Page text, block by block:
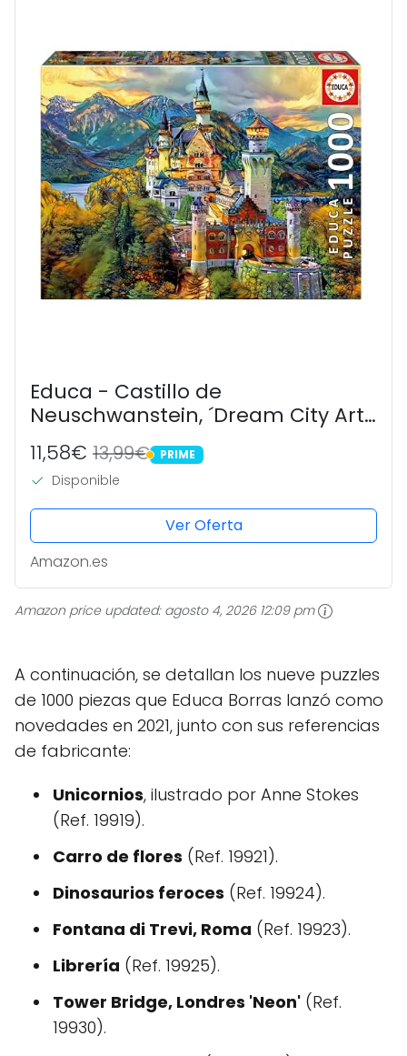
Educa - Castillo de
Neuschwanstein, ´Dream City Art´
| Puzzle de 1000 Piezas para
Adultos. Medidas: 68 x 48 cm.
Incluye Cola Fix Puzzle. A Partir de
14 años...
11,58€ 13,99€ PRIME
PRIME
Disponible
Ver Oferta
Amazon.es
Amazon price updated: agosto 4, 2026 12:09 pm
A continuación, se detallan los nueve puzzles
de 1000 piezas que Educa Borras lanzó como
novedades en 2021, junto con sus referencias
de fabricante:
Unicornios, ilustrado por Anne Stokes
(Ref. 19919).
Carro de flores (Ref. 19921).
Dinosaurios feroces (Ref. 19924).
Fontana di Trevi, Roma (Ref. 19923).
Librería (Ref. 19925).
Tower Bridge, Londres 'Neon' (Ref.
19930).